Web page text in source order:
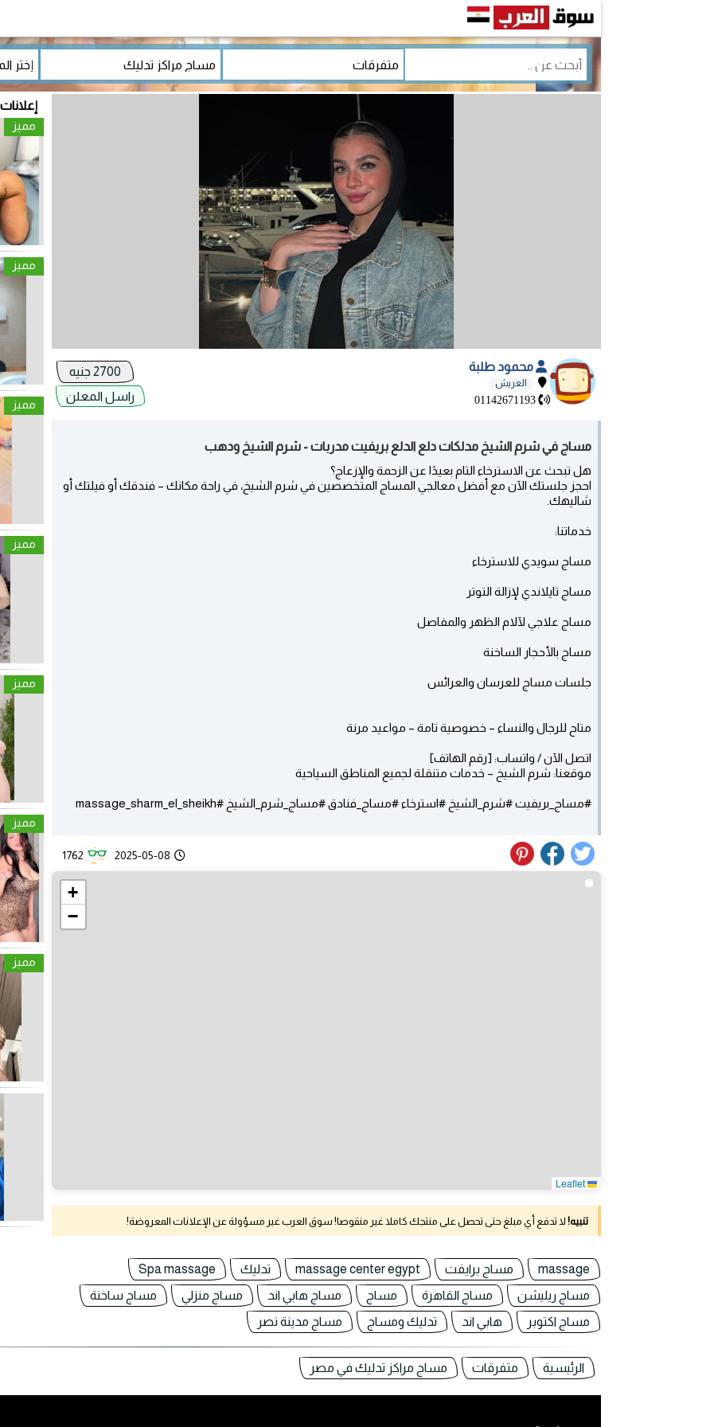
محمود طلبة
العريش
01142671193
راسل المعلن
مساج في شرم الشيخ مدلكات دلع الدلع بريفيت مدربات - شرم الشيخ ودهب
هل تبحث عن الاسترخاء التام بعيدًا عن الزحمة والإزعاج؟
احجز جلستك الآن مع أفضل معالجي المساج المتخصصين في شرم الشيخ، في راحة مكانك – فندقك أو فيلتك أو
شاليهك.
خدماتنا:
مساج سويدي للاسترخاء
مساج تايلاندي لإزالة التوتر
مساج علاجي لآلام الظهر والمفاصل
مساج بالأحجار الساخنة
جلسات مساج للعرسان والعرائس
متاح للرجال والنساء – خصوصية تامة – مواعيد مرنة
اتصل الآن / واتساب: [رقم الهاتف]
موقعنا: شرم الشيخ – خدمات متنقلة لجميع المناطق السياحية
#مساج_بريفيت #شرم_الشيخ #استرخاء #مساج_فنادق #مساج_شرم_الشيخ #massage_sharm_el_sheikh
2025-05-08
1762
+
−
تنبيه! لا تدفع أي مبلغ حتى تحصل على منتجك كاملا غير منقوصا! سوق العرب غير مسؤولة عن الإعلانات المعروضة!
massage مساج برايفت massage center egypt تدليك
Spa massage
مساج ريليشن
مساج القاهرة مساج مساج هابي اند مساج منزلي
مساج ساخنة
مساج اكتوبر
هابي اند تدليك ومساج مساج مدينة نصر
مميز
مميز
مميز
مميز
مميز
مميز
مميز
الرئيسية متفرقات مساج مراكز تدليك في مصر